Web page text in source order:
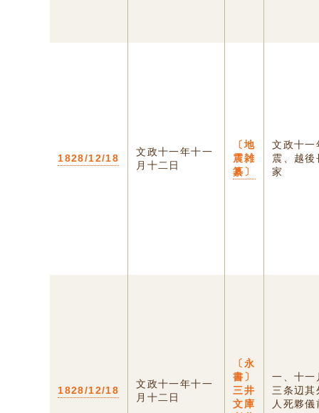
1828/12/18
文政十一年十一
月十二日
〔地
震雑
纂〕
文政十一
震、越
家
1828/12/18
文政十一年十一
月十二日
〔永
書〕
三井
文庫
一、十一
三条辺其
人死夥